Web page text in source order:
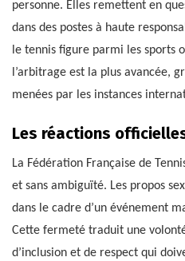
personne. Elles remettent en
dans des postes à haute
le tennis figure parmi les sports
l’arbitrage est la plus avancée,
menées par les instances
Les réactions
La Fédération Française de
et sans ambiguïté. Les propos
dans le cadre d’un événement
Cette fermeté traduit une
d’inclusion et de respect qui